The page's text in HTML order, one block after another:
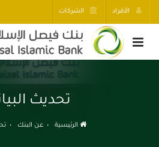
الأفراد الشركات
تحديث
الرئيسية عن البنك